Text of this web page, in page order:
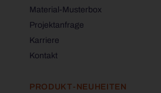
Material-Musterbox
Projektanfrage
Karriere
Kontakt
PRODUKT-NEUHEITEN